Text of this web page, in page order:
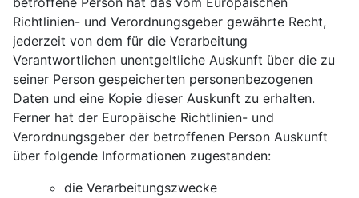
Richtlinien- und Verordnungsgeber gewährte Recht,
jederzeit von dem für die Verarbeitung
Verantwortlichen unentgeltliche Auskunft über die zu
seiner Person gespeicherten personenbezogenen
Daten und eine Kopie dieser Auskunft zu erhalten.
Ferner hat der Europäische Richtlinien- und
Verordnungsgeber der betroffenen Person Auskunft
über folgende Informationen zugestanden:
die Verarbeitungszwecke